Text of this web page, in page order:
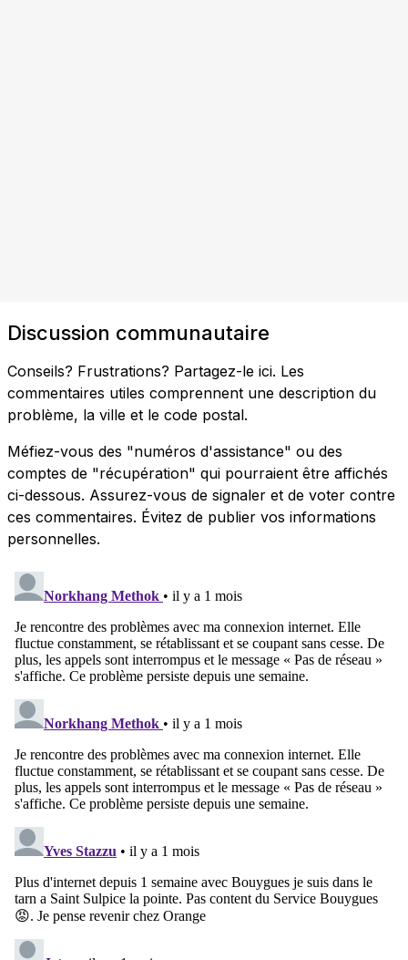
Discussion communautaire
Conseils? Frustrations? Partagez-le ici. Les
commentaires utiles comprennent une description du
problème, la ville et le code postal.
Méfiez-vous des "numéros d'assistance" ou des
comptes de "récupération" qui pourraient être affichés
ci-dessous. Assurez-vous de signaler et de voter contre
ces commentaires. Évitez de publier vos informations
personnelles.